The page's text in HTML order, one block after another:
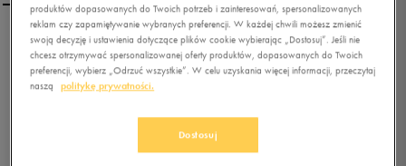
LOTTO BOKSERKI
CZARN/SZARE 2PK
produktów dopasowanych do Twoich potrzeb i zainteresowań, spersonalizowanych
reklam czy zapamiętywanie wybranych preferencji. W każdej chwili możesz zmienić
swoją decyzję i ustawienia dotyczące plików cookie wybierając „Dostosuj”. Jeśli nie
chcesz otrzymywać spersonalizowanej oferty produktów, dopasowanych do Twoich
preferencji, wybierz „Odrzuć wszystkie”. W celu uzyskania więcej informacji, przeczytaj
naszą politykę prywatności.
Dostosuj